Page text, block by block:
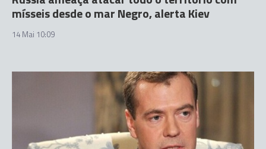
mísseis desde o mar Negro, alerta Kiev
14 Mai 10:09